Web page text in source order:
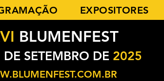
EXPOSITORES
BLUMENFEST
SETEMBRO DE 2025